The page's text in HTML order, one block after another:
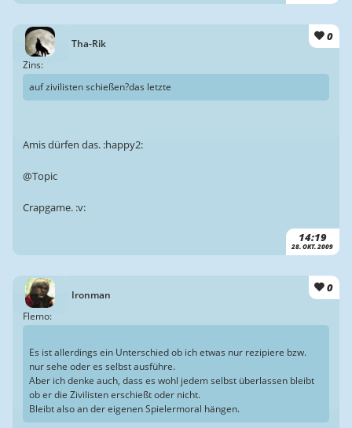
Tha-Rik
0
14:19
28. OKT. 2009
Zins:
auf zivilisten schießen?das letzte
Amis dürfen das. :happy2:
@Topic
Crapgame. :v:
Ironman
0
Flemo:
Es ist allerdings ein Unterschied ob ich etwas nur rezipiere bzw.
nur sehe oder es selbst ausführe.
Aber ich denke auch, dass es wohl jedem selbst überlassen bleibt
ob er die Zivilisten erschießt oder nicht.
Bleibt also an der eigenen Spielermoral hängen.